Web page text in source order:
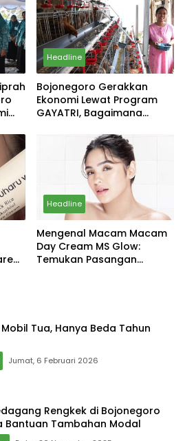
Headline
Bojonegoro Gerakkan
Ekonomi Lewat Program
GAYATRI, Bagaimana
Headline
Mengenal Macam Macam
Day Cream MS Glow:
Temukan Pasangan
Tua, Hanya Beda Tahun
Jumat, 6 Februari 2026
Rengkek di Bojonegoro
Bantuan Tambahan Modal